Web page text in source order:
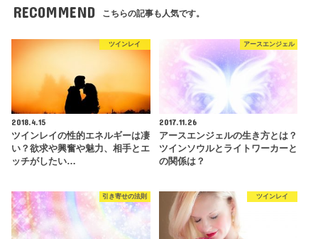
RECOMMEND こちらの記事も人気です。
ツインレイ
2018.4.15
ツインレイの性的エネルギーは凄
い？欲求や興奮や魅力、相手とエ
ッチがしたい…
アースエンジェル
2017.11.26
アースエンジェルの生き方とは？
ツインソウルとライトワーカーと
の関係は？
引き寄せの法則 ツインレイ